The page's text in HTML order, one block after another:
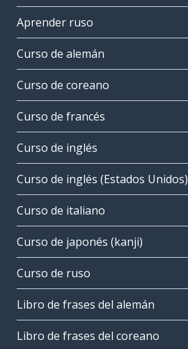
Aprender ruso
Curso de alemán
Curso de coreano
Curso de francés
Curso de inglés
Curso de inglés (Estados Unidos)
Curso de italiano
Curso de japonés (kanji)
Curso de ruso
Libro de frases del alemán
Libro de frases del coreano